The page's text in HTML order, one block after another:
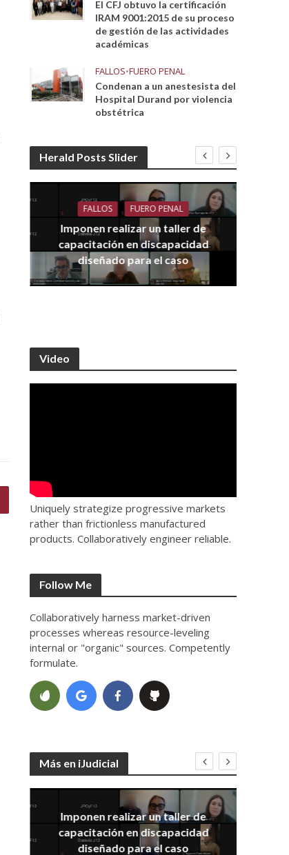
El CFJ obtuvo la certificación
IRAM 9001:2015 de su proceso
de gestión de las actividades
académicas
FALLOS•FUERO PENAL
Condenan a un anestesista del
Hospital Durand por violencia
obstétrica
Herald Posts Slider
FALLOS FUERO PENAL
Imponen realizar un taller de
capacitación en discapacidad
diseñado para el caso
Video
Uniquely strategize progressive markets
rather than frictionless manufactured
products. Collaboratively engineer reliable.
Follow Me
Collaboratively harness market-driven
processes whereas resource-leveling
internal or "organic" sources. Competently
formulate.
Más en iJudicial
Imponen realizar un taller de
capacitación en discapacidad
diseñado para el caso